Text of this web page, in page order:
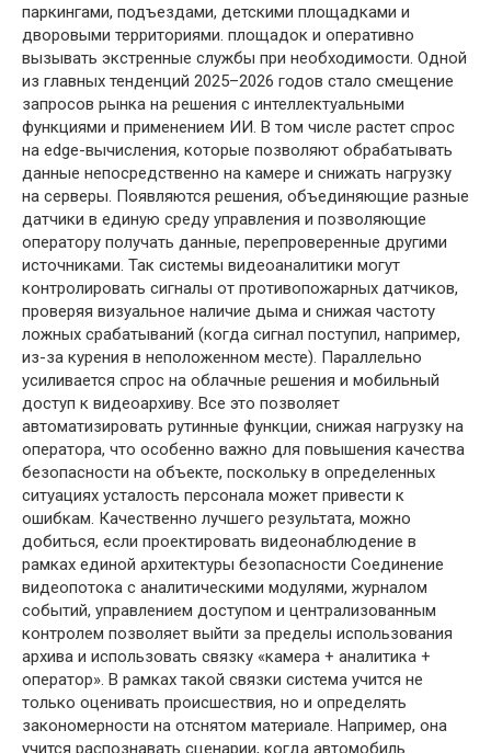
паркингами, подъездами, детскими площадками и
дворовыми территориями. площадок и оперативно
вызывать экстренные службы при необходимости. Одной
из главных тенденций 2025–2026 годов стало смещение
запросов рынка на решения с интеллектуальными
функциями и применением ИИ. В том числе растет спрос
на edge-вычисления, которые позволяют обрабатывать
данные непосредственно на камере и снижать нагрузку
на серверы. Появляются решения, объединяющие разные
датчики в единую среду управления и позволяющие
оператору получать данные, перепроверенные другими
источниками. Так системы видеоаналитики могут
контролировать сигналы от противопожарных датчиков,
проверяя визуальное наличие дыма и снижая частоту
ложных срабатываний (когда сигнал поступил, например,
из-за курения в неположенном месте). Параллельно
усиливается спрос на облачные решения и мобильный
доступ к видеоархиву. Все это позволяет
автоматизировать рутинные функции, снижая нагрузку на
оператора, что особенно важно для повышения качества
безопасности на объекте, поскольку в определенных
ситуациях усталость персонала может привести к
ошибкам. Качественно лучшего результата, можно
добиться, если проектировать видеонаблюдение в
рамках единой архитектуры безопасности Соединение
видеопотока с аналитическими модулями, журналом
событий, управлением доступом и централизованным
контролем позволяет выйти за пределы использования
архива и использовать связку «камера + аналитика +
оператор». В рамках такой связки система учится не
только оценивать происшествия, но и определять
закономерности на отснятом материале. Например, она
учится распознавать сценарии, когда автомобиль